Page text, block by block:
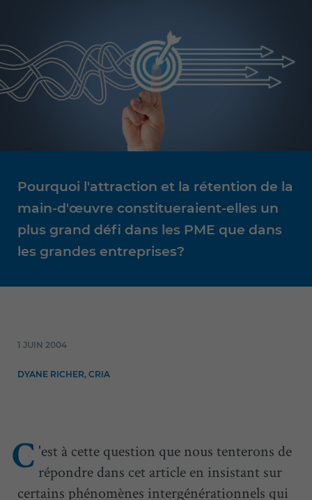
Pourquoi l'attraction et la rétention de la
main-d'œuvre constitueraient-elles un
plus grand défi dans les PME que dans
les grandes entreprises?
1 JUIN 2004
DYANE RICHER, CRIA
C 'est à cette question que nous tenterons de
répondre dans cet article en insistant sur
certains phénomènes intergénérationnels qui